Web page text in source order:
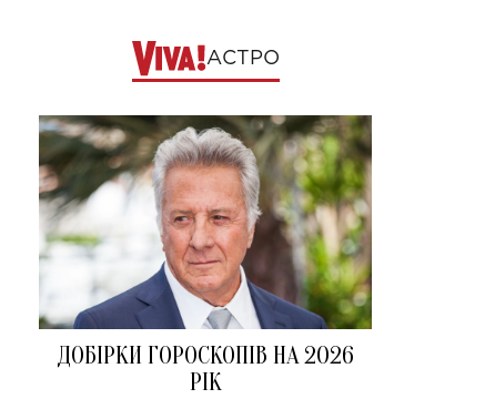
АСТРО
ДОБІРКИ ГОРОСКОПІВ НА 2026
РІК